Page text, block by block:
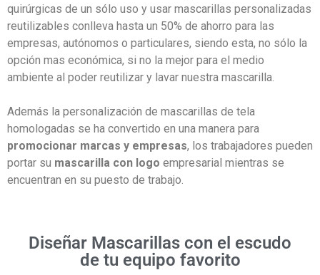
quirúrgicas de un sólo uso y usar mascarillas personalizadas
reutilizables conlleva hasta un 50% de ahorro para las
empresas, autónomos o particulares, siendo esta, no sólo la
opción mas económica, si no la mejor para el medio
ambiente al poder reutilizar y lavar nuestra mascarilla.
Además la personalización de mascarillas de tela
homologadas se ha convertido en una manera para
promocionar marcas y empresas, los trabajadores pueden
portar su mascarilla con logo empresarial mientras se
encuentran en su puesto de trabajo.
Diseñar Mascarillas con el escudo
de tu equipo favorito